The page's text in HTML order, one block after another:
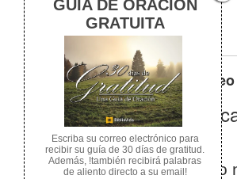
de qué estás hablando.
Otras traducciones de
La Biblia de las
(Español)BLA
Mateo 26:70 Pero él lo